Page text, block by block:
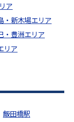
ア
・新木場エリア
・豊洲エリア
リア
飯田橋駅